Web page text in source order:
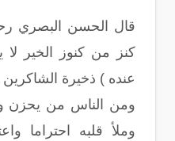
قال الحسن البصري
كنز من كنوز الخير لا
عنده ) ذخيرة
ومن الناس من يحزن
وملأ قلبه احتراما